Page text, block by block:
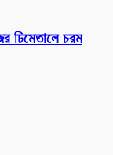
ঢিমেতালে চরম